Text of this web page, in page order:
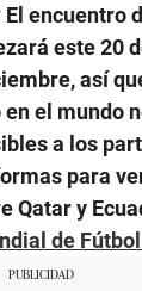
encuentro
este 20
así
el mundo
a los
para
Qatar y
de